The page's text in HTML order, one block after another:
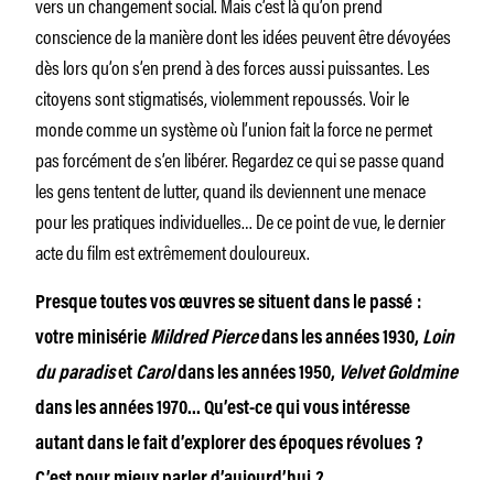
conscience de la manière dont les idées peuvent être dévoyées
dès lors qu’on s’en prend à des forces aussi puissantes. Les
citoyens sont stigmatisés, violemment repoussés. Voir le
monde comme un système où l’union fait la force ne permet
pas forcément de s’en libérer. Regardez ce qui se passe quand
les gens tentent de lutter, quand ils deviennent une menace
pour les pratiques individuelles… De ce point de vue, le dernier
acte du film est extrêmement douloureux.
Presque toutes vos œuvres se situent dans le passé :
votre minisérie Mildred Piercedans les années 1930, Loin
du paradiset Caroldans les années 1950, Velvet Goldmine
dans les années 1970… Qu’est-ce qui vous intéresse
autant dans le fait d’explorer des époques révolues ?